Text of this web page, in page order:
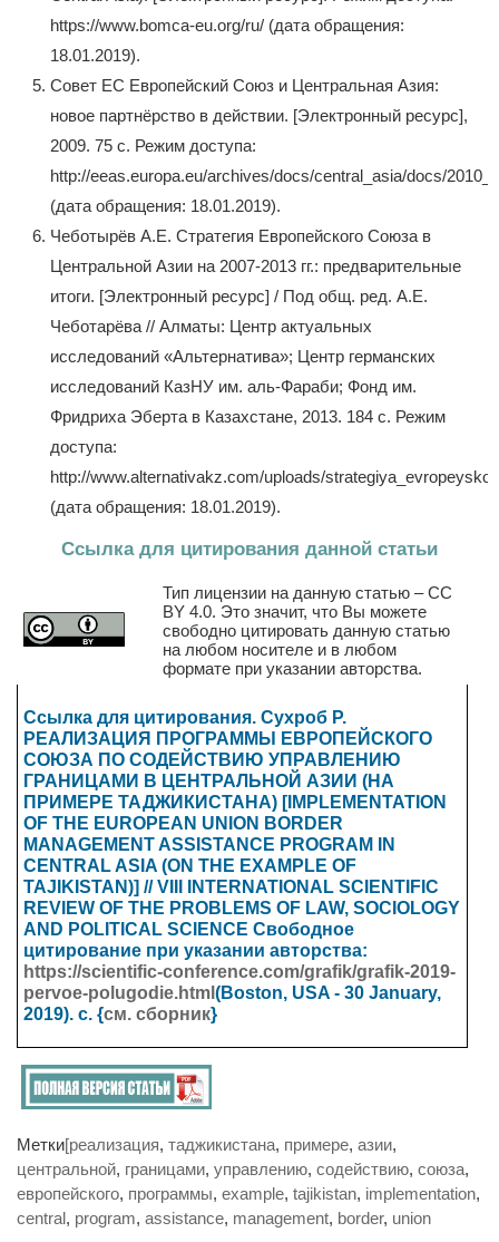
https://www.bomca-eu.org/ru/ (дата обращения:
18.01.2019).
Совет ЕС Европейский Союз и Центральная Азия:
новое партнёрство в действии. [Электронный ресурс],
2009. 75 с. Режим доступа:
http://eeas.europa.eu/archives/docs/central_asia/docs/
(дата обращения: 18.01.2019).
Чеботырёв А.Е. Стратегия Европейского Союза в
Центральной Азии на 2007-2013 гг.: предварительные
итоги. [Электронный ресурс] / Под общ. ред. А.Е.
Чеботарёва // Алматы: Центр актуальных
исследований «Альтернатива»; Центр германских
исследований КазНУ им. аль-Фараби; Фонд им.
Фридриха Эберта в Казахстане, 2013. 184 с. Режим
доступа:
http://www.alternativakz.com/uploads/
(дата обращения: 18.01.2019).
Ссылка для цитирования данной статьи
Тип лицензии на данную статью – CC
BY 4.0. Это значит, что Вы можете
свободно цитировать данную статью
на любом носителе и в любом
формате при указании авторства.
Ссылка для цитирования. Сухроб Р.
РЕАЛИЗАЦИЯ ПРОГРАММЫ ЕВРОПЕЙСКОГО
СОЮЗА ПО СОДЕЙСТВИЮ УПРАВЛЕНИЮ
ГРАНИЦАМИ В ЦЕНТРАЛЬНОЙ АЗИИ (НА
ПРИМЕРЕ ТАДЖИКИСТАНА) [IMPLEMENTATION
OF THE EUROPEAN UNION BORDER
MANAGEMENT ASSISTANCE PROGRAM IN
CENTRAL ASIA (ON THE EXAMPLE OF
TAJIKISTAN)] // VIII INTERNATIONAL SCIENTIFIC
REVIEW OF THE PROBLEMS OF LAW, SOCIOLOGY
AND POLITICAL SCIENCE Свободное
цитирование при указании авторства:
https://scientific-conference.com/grafik/grafik-2019-
pervoe-polugodie.html (Boston, USA - 30 January,
2019). с. {см. сборник}
Метки[реализация, таджикистана, примере, азии,
центральной, границами, управлению, содействию, союза,
европейского, программы, example, tajikistan, implementation,
central, program, assistance, management, border, union